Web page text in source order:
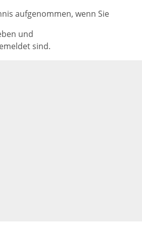
aufgenommen, wenn Sie
und
sind.